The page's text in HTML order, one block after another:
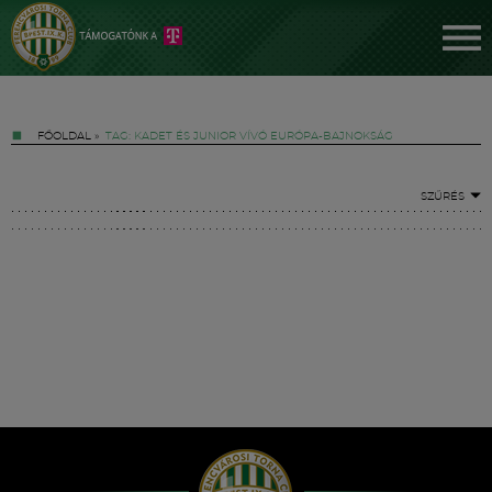
FŐOLDAL » TAG: KADET ÉS JUNIOR VÍVÓ EURÓPA-BAJNOKSÁG
SZŰRÉS
Hírek